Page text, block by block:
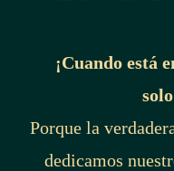
¡Cuando está
Porque la
dedicamos